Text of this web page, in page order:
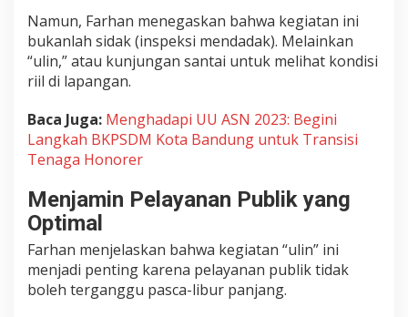
Namun, Farhan menegaskan bahwa kegiatan ini
bukanlah sidak (inspeksi mendadak). Melainkan
“ulin,” atau kunjungan santai untuk melihat kondisi
riil di lapangan.
Baca Juga: Menghadapi UU ASN 2023: Begini
Langkah BKPSDM Kota Bandung untuk Transisi
Tenaga Honorer
Menjamin Pelayanan Publik yang
Optimal
Farhan menjelaskan bahwa kegiatan “ulin” ini
menjadi penting karena pelayanan publik tidak
boleh terganggu pasca-libur panjang.